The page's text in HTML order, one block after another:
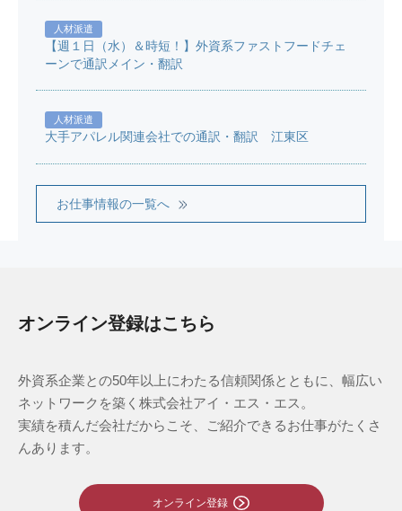
人材派遣
【週１日（水）＆時短！】外資系ファストフードチェ
ーンで通訳メイン・翻訳
人材派遣
大手アパレル関連会社での通訳・翻訳 江東区
お仕事情報の一覧へ
オンライン登録はこちら
外資系企業との50年以上にわたる信頼関係とともに、幅広い
ネットワークを築く株式会社アイ・エス・エス。
実績を積んだ会社だからこそ、ご紹介できるお仕事がたくさ
んあります。
オンライン登録